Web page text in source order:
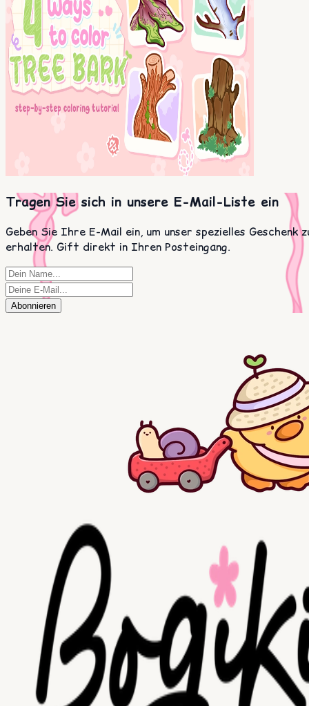
Tragen Sie sich in unsere E-Mail-Liste ein
Geben Sie Ihre E-Mail ein, um unser spezielles Geschenk
erhalten. Gift direkt in Ihren Posteingang.
Abonnieren